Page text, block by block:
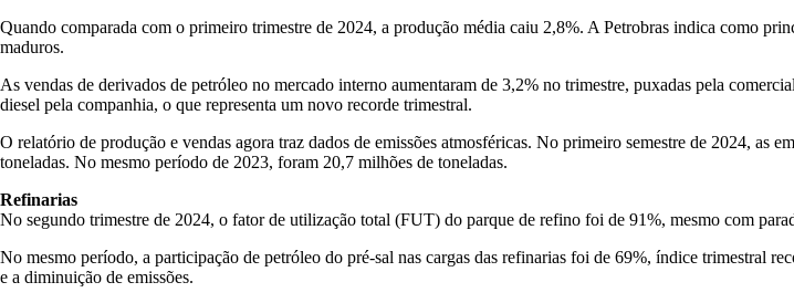
Quando comparada com o primeiro trimestre de 2024, a produção média caiu 2,8%. A Petrobras indica como
maduros.
As vendas de derivados de petróleo no mercado interno aumentaram de 3,2% no trimestre, puxadas pela
diesel pela companhia, o que representa um novo recorde trimestral.
O relatório de produção e vendas agora traz dados de emissões atmosféricas. No primeiro semestre de 2024, as
toneladas. No mesmo período de 2023, foram 20,7 milhões de toneladas.
Refinarias
No segundo trimestre de 2024, o fator de utilização total (FUT) do parque de refino foi de 91%, mesmo com
No mesmo período, a participação de petróleo do pré-sal nas cargas das refinarias foi de 69%, índice trimestral
e a diminuição de emissões.